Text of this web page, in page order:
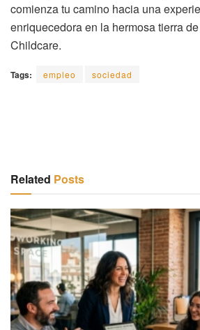
comienza tu camino hacia una
enriquecedora en la hermosa tierra
Childcare.
Tags: empleo sociedad
Related Posts